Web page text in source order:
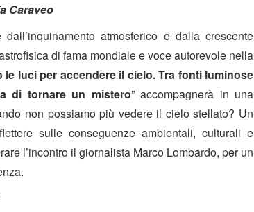
Caraveo
atmosferico e dalla crescente
di fama mondiale e voce autorevole nella
le luci per accendere il cielo. Tra fonti luminose
di tornare un mistero” accompagnerà in una
non possiamo più vedere il cielo stellato? Un
sulle conseguenze ambientali, culturali e
l’incontro il giornalista Marco Lombardo, per un